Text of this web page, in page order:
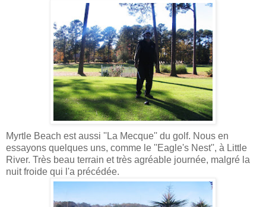
Myrtle Beach est aussi ''La Mecque'' du golf. Nous en
essayons quelques uns, comme le ''Eagle's Nest'', à Little
River. Très beau terrain et très agréable journée, malgré la
nuit froide qui l'a précédée.